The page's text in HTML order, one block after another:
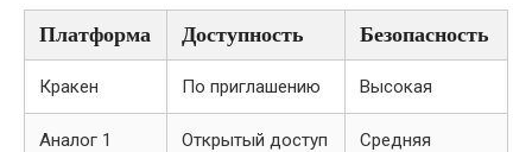
Платформа Доступность Безопасность
Кракен По приглашению Высокая
Аналог 1 Открытый доступ Средняя